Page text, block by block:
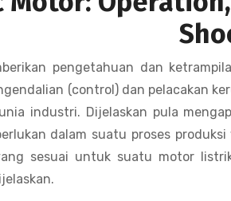
pengetahuan dan
(control) dan pelacakan
industri. Dijelaskan pula
dalam suatu proses
sesuai untuk suatu motor